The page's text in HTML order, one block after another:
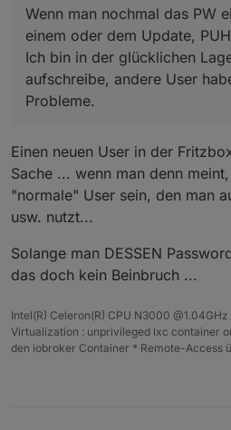
fritzdect.0
2023-11-04
fritzdect.0
2023-11-04
fritzdect.0
2023-11-04
fritzdect.0
Edit:
Wenn man nochmal
einem oder dem
Ich bin in der
Wenn man nochmal das PW
einem oder dem Update,
Ich bin in der glücklichen
aufschreibe, andere User
Probleme.
Einen neuen User in der
Sache ... wenn man denn
"normale" User sein, den man
usw. nutzt...
Solange man DESSEN
das doch kein Beinbruch ...
Intel(R) Celeron(R) CPU N3000
Virtualization : unprivileged lxc container
den iobroker Container * Remote-Access